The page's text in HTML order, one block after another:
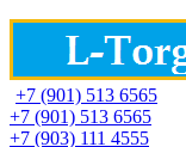
+7 (901) 513 6565
+7 (901) 513 6565
+7 (903) 111 4555